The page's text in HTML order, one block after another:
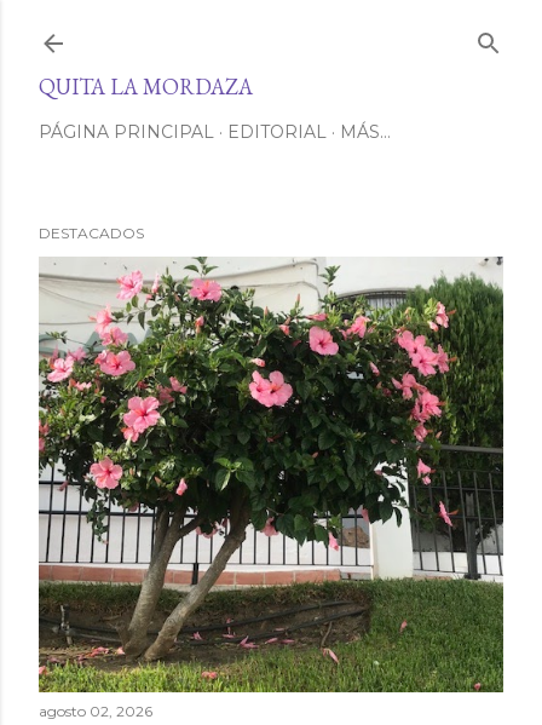
QUITA LA MORDAZA
PÁGINA PRINCIPAL EDITORIAL MÁS…
DESTACADOS
agosto 02, 2026